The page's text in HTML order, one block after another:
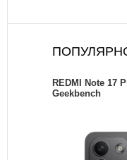
REDMI Note 17
Geekbench